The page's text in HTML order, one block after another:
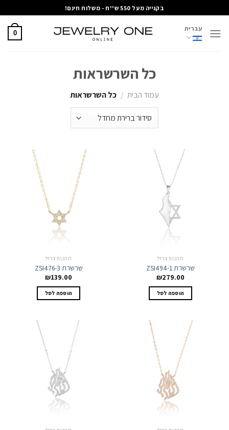
to
content
בקנייה מעל 550 ש''ח - משלוח חינם!
עברית
0
כל השרשראות
עמוד הבית / כל השרשראות
חרבות ברזל
שרשרת ZSI494-1
₪279.00
הוספה לסל
חרבות ברזל
שרשרת ZSI476-3
₪139.00
הוספה לסל